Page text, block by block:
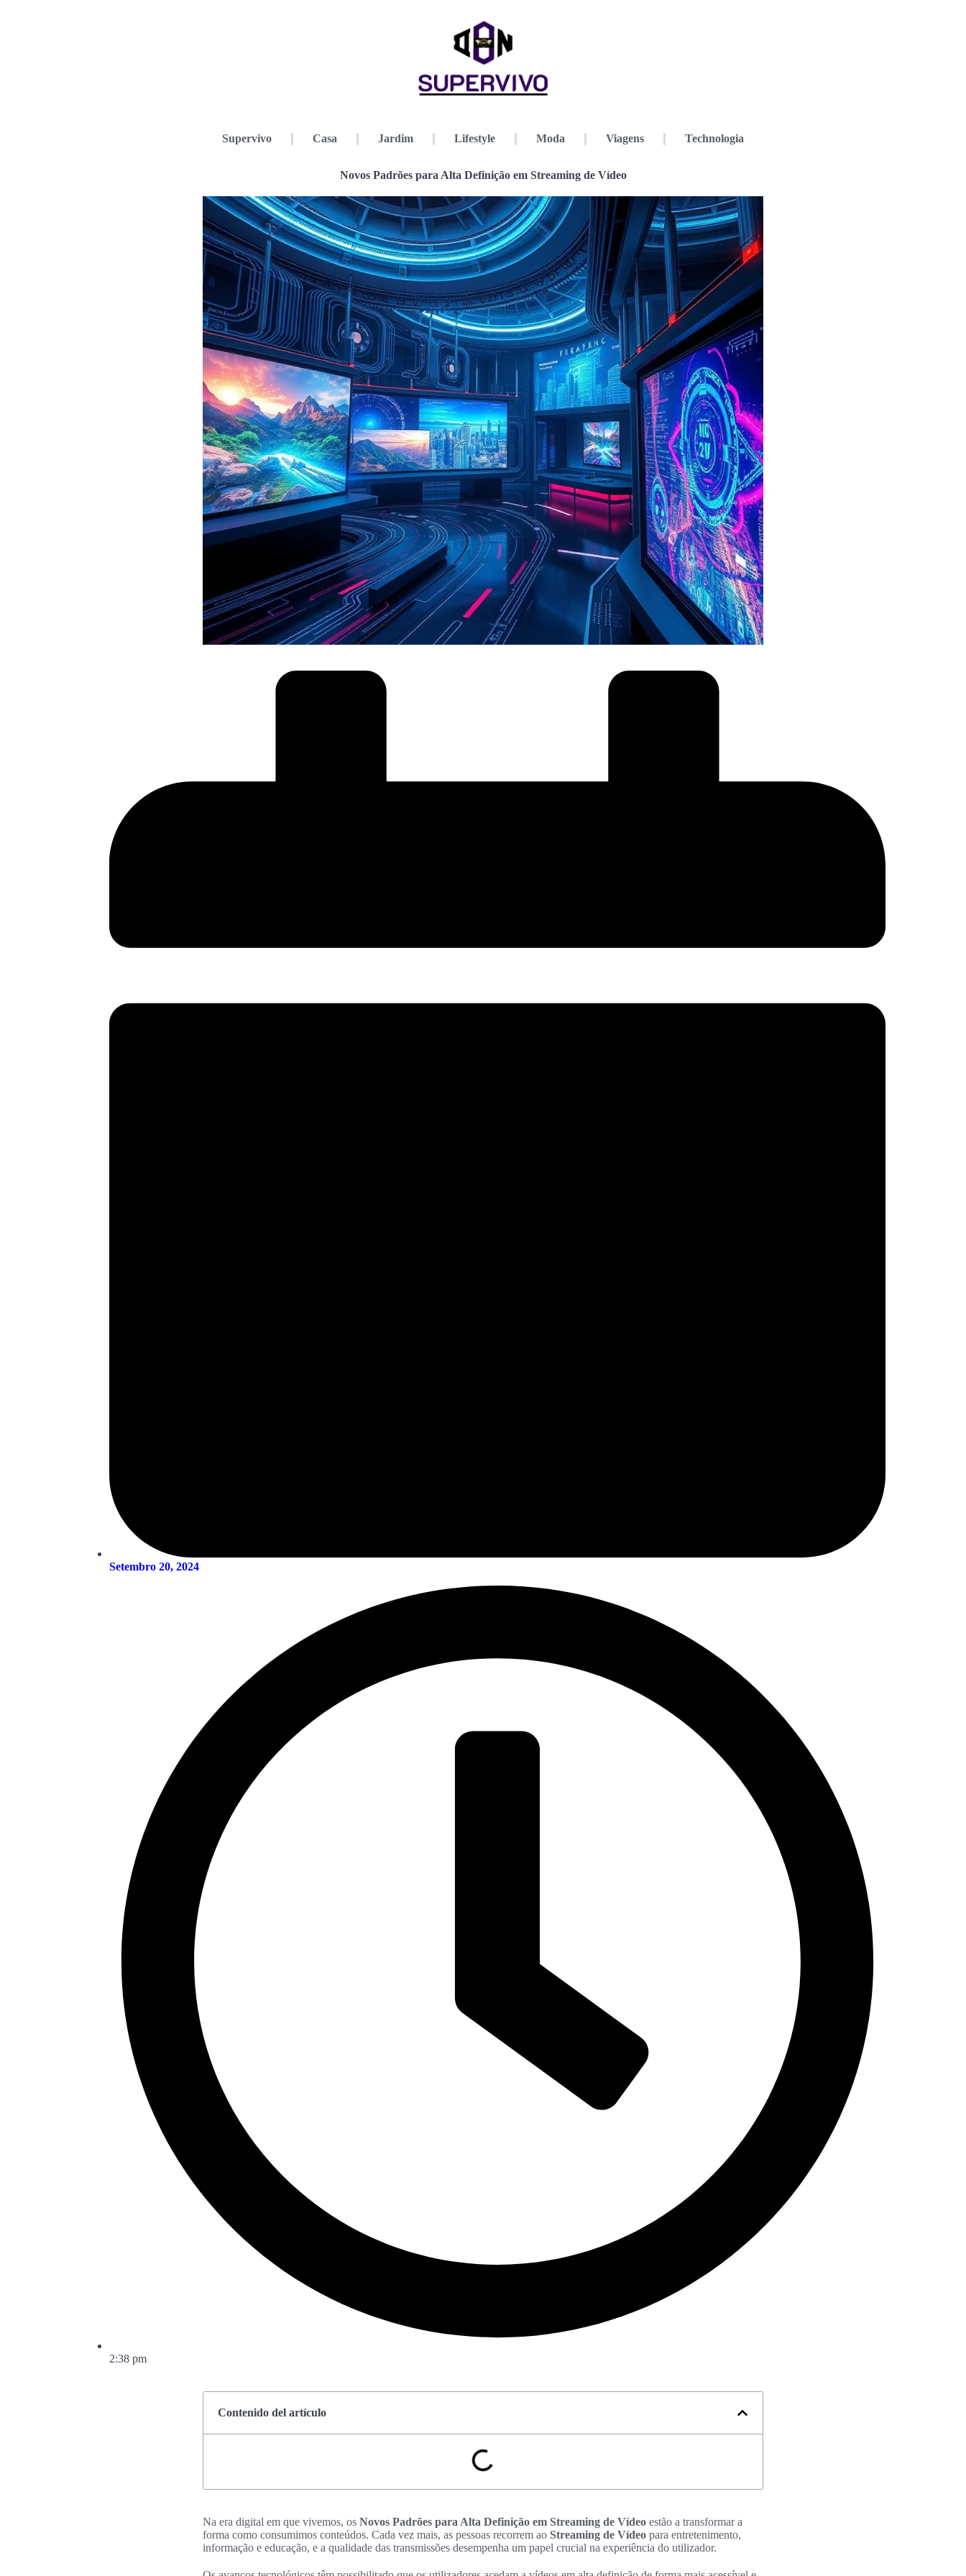
Supervivo Casa Jardim Lifestyle Moda Viagens Technologia
Novos Padrões para Alta Definição em Streaming de Vídeo
Setembro 20, 2024
2:38 pm
Contenido del artículo
Na era digital em que vivemos, os Novos Padrões para Alta Definição em Streaming de Vídeo estão a transformar a
forma como consumimos conteúdos. Cada vez mais, as pessoas recorrem ao Streaming de Vídeo para entretenimento,
informação e educação, e a qualidade das transmissões desempenha um papel crucial na experiência do utilizador.